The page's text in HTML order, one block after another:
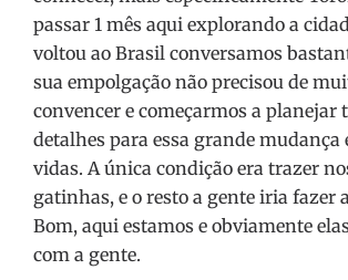
passar 1 mês aqui explorando a
voltou ao Brasil conversamos
sua empolgação não precisou de
convencer e começarmos a planejar
detalhes para essa grande mudança
vidas. A única condição era trazer
gatinhas, e o resto a gente iria fazer
Bom, aqui estamos e obviamente
com a gente.